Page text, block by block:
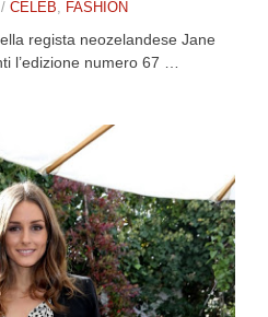
CELEB, FASHION
regista neozelandese Jane
l’edizione numero 67 …